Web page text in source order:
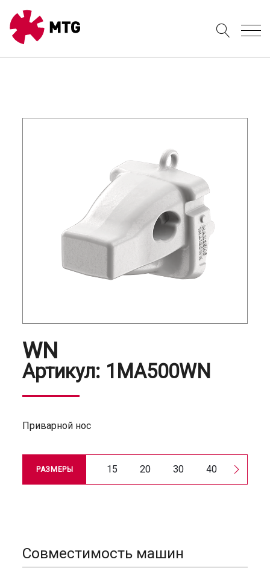
WN
Артикул: 1MA500WN
Приварной нос
РАЗМЕРЫ 15 20 30 40 50
Совместимость машин